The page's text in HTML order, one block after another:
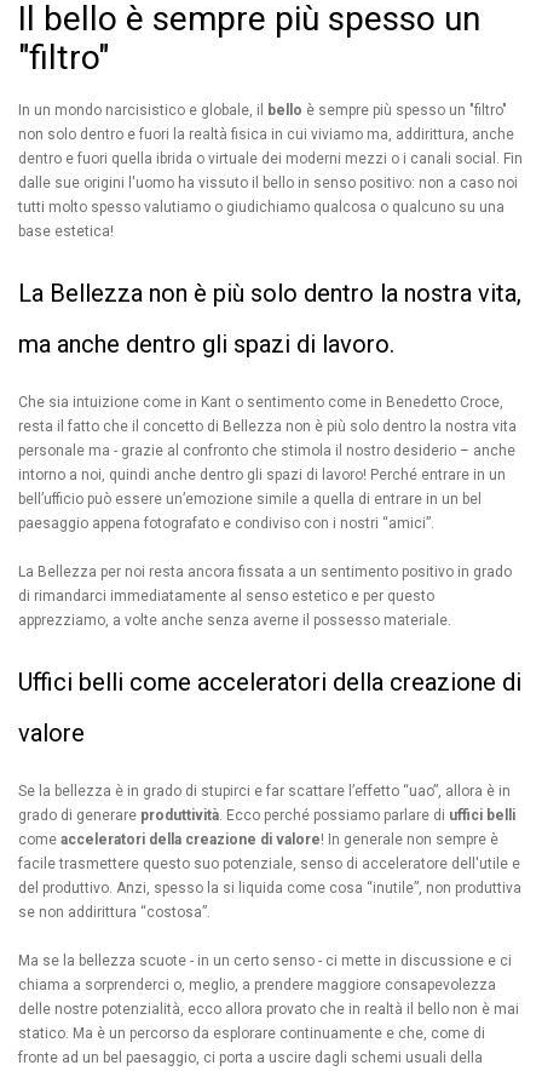
Il bello è sempre più spesso un
"filtro"
In un mondo narcisistico e globale, il bello è sempre più spesso un "filtro"
non solo dentro e fuori la realtà fisica in cui viviamo ma, addirittura, anche
dentro e fuori quella ibrida o virtuale dei moderni mezzi o i canali social. Fin
dalle sue origini l'uomo ha vissuto il bello in senso positivo: non a caso noi
tutti molto spesso valutiamo o giudichiamo qualcosa o qualcuno su una
base estetica!
La Bellezza non è più solo dentro la nostra vita,
ma anche dentro gli spazi di lavoro.
Che sia intuizione come in Kant o sentimento come in Benedetto Croce,
resta il fatto che il concetto di Bellezza non è più solo dentro la nostra vita
personale ma - grazie al confronto che stimola il nostro desiderio – anche
intorno a noi, quindi anche dentro gli spazi di lavoro! Perché entrare in un
bell’ufficio può essere un’emozione simile a quella di entrare in un bel
paesaggio appena fotografato e condiviso con i nostri “amici”.
La Bellezza per noi resta ancora fissata a un sentimento positivo in grado
di rimandarci immediatamente al senso estetico e per questo
apprezziamo, a volte anche senza averne il possesso materiale.
Uffici belli come acceleratori della creazione di
valore
Se la bellezza è in grado di stupirci e far scattare l’effetto “uao”, allora è in
grado di generare produttività . Ecco perché possiamo parlare di uffici belli
come acceleratori della creazione di valore! In generale non sempre è
facile trasmettere questo suo potenziale, senso di acceleratore dell'utile e
del produttivo. Anzi, spesso la si liquida come cosa “inutile”, non produttiva
se non addirittura “costosa”.
Ma se la bellezza scuote - in un certo senso - ci mette in discussione e ci
chiama a sorprenderci o, meglio, a prendere maggiore consapevolezza
delle nostre potenzialità, ecco allora provato che in realtà il bello non è mai
statico. Ma è un percorso da esplorare continuamente e che, come di
fronte ad un bel paesaggio, ci porta a uscire dagli schemi usuali della